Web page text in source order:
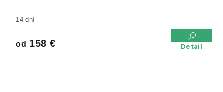
14 dní
od 158 € Detail